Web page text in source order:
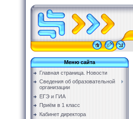
Меню сайта
Главная страница. Новости
Сведения об образовательной
организации
ЕГЭ и ГИА
Приём в 1 класс
Кабинет директора